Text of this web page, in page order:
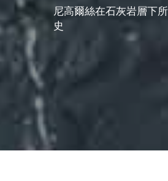
尼高爾絲在石灰岩層下
史